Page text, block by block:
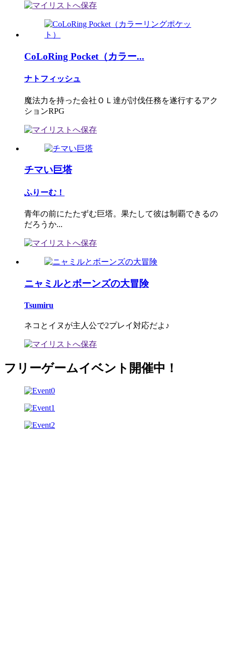
CoLoRing Pocket（カラー...
ナトフィッシュ
魔法力を持った会社ＯＬ達が討伐任務を遂行するアク
ションRPG
チマい巨塔
ふりーむ！
青年の前にたたずむ巨塔。果たして彼は制覇できるの
だろうか...
ニャミルとボーンズの大冒険
Tsumiru
ネコとイヌが主人公で2プレイ対応だよ♪
フリーゲームイベント開催中！